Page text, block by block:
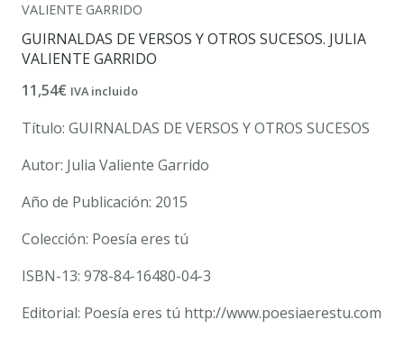
VALIENTE GARRIDO
GUIRNALDAS DE VERSOS Y OTROS SUCESOS. JULIA
VALIENTE GARRIDO
11,54€ IVA incluido
Título: GUIRNALDAS DE VERSOS Y OTROS SUCESOS
Autor: Julia Valiente Garrido
Año de Publicación: 2015
Colección: Poesía eres tú
ISBN-13: 978-84-16480-04-3
Editorial: Poesía eres tú http://www.poesiaerestu.com